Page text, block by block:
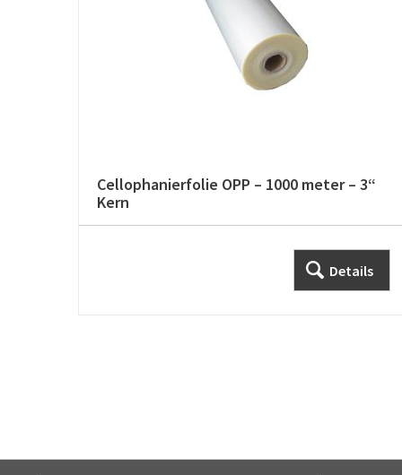
Cellophanierfolie OPP – 1000 meter – 3“
Kern
Details